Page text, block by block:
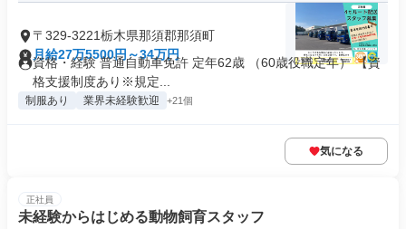
〒329-3221栃木県那須郡那須町
月給27万5500円～34万円
資格・経験 普通自動車免許 定年62歳 （60歳役職定年） 【資
格支援制度あり※規定...
制服あり 業界未経験歓迎 +21個
気になる
正社員
未経験からはじめる動物飼育スタッフ